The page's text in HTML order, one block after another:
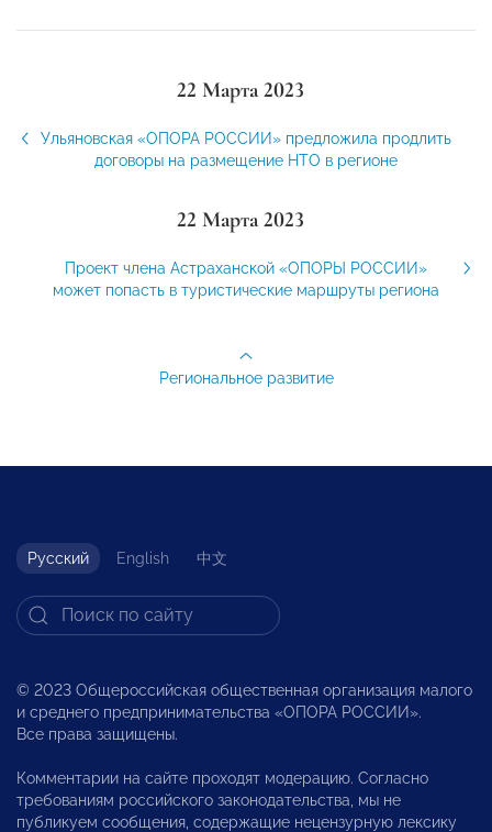
22 Марта 2023
Ульяновская «ОПОРА РОССИИ» предложила продлить
договоры на размещение НТО в регионе
22 Марта 2023
Проект члена Астраханской «ОПОРЫ РОССИИ»
может попасть в туристические маршруты региона
Региональное развитие
Русский English 中文
© 2023 Общероссийская общественная организация малого
и среднего предпринимательства «ОПОРА РОССИИ».
Все права защищены.
Комментарии на сайте проходят модерацию. Согласно
требованиям российского законодательства, мы не
публикуем сообщения, содержащие нецензурную лексику